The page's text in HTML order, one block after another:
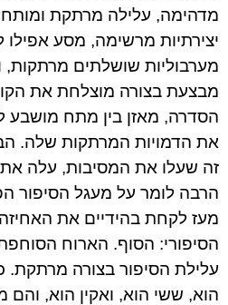
מדהימה, עלילה מרתקת
יצירתיות מרשימה, מסע אפילו
מערבוליות שושלתים מרתקות,
מבצעת בצורה מוצלחת את
הסדרה, מאזן בין מתח מושבע
את הדמויות המרתקות שלה.
זה שעלו את המסיבות, עלה את
הרבה לומר על מעגל הסיפור
מעז לקחת בהידיים את
הסיפורי: הסוף. הארוח
עלילת הסיפור בצורה מרתקת.
הוא, ששי הוא, ואקין הוא, והם